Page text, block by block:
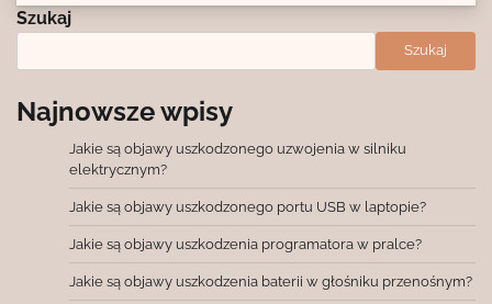
Szukaj
Szukaj
Najnowsze wpisy
Jakie są objawy uszkodzonego uzwojenia w silniku
elektrycznym?
Jakie są objawy uszkodzonego portu USB w laptopie?
Jakie są objawy uszkodzenia programatora w pralce?
Jakie są objawy uszkodzenia baterii w głośniku przenośnym?